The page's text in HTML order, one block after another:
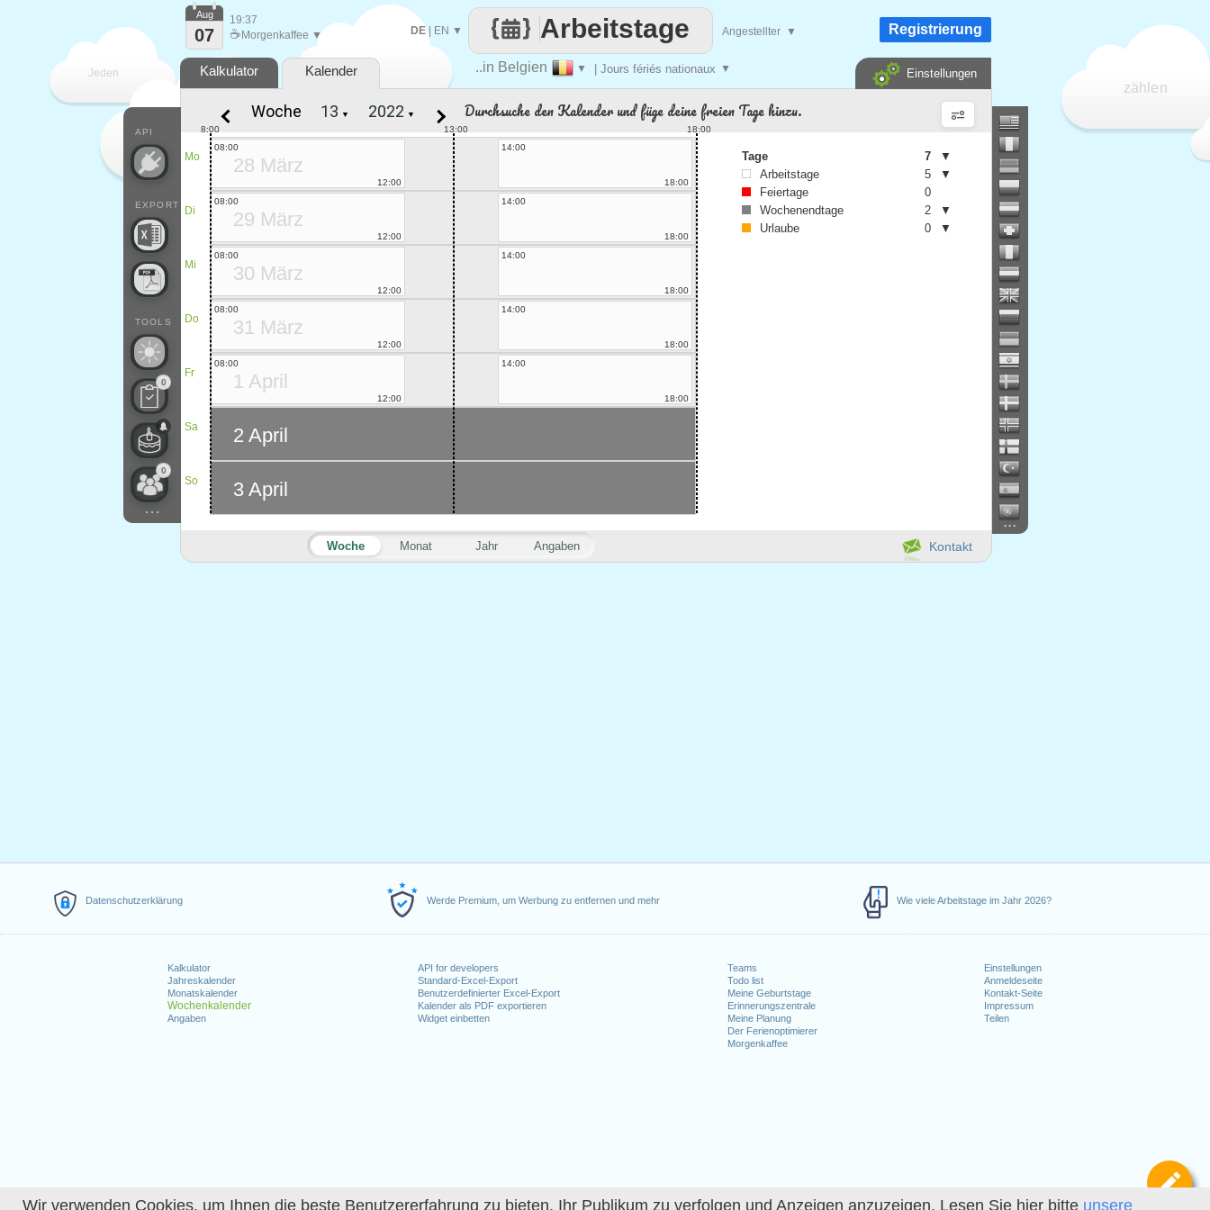
Wir verwenden Cookies, um Ihnen die beste Benutzererfahrung zu bieten, Ihr Publikum zu verfolgen und Anzeigen anzuzeigen. Lesen Sie hier bitte unsere
Datenschutzerklärung Werde Premium, um Werbung zu entfernen und mehr Wie viele Arbeitstage im Jahr 2026?
Kalkulator
Jahreskalender
Monatskalender
Wochenkalender
Angaben
API for developers
Standard-Excel-Export
Benutzerdefinierter Excel-Export
Kalender als PDF exportieren
Widget einbetten
Teams
Todo list
Meine Geburtstage
Erinnerungszentrale
Meine Planung
Der Ferienoptimierer
Morgenkaffee
Einstellungen
Anmeldeseite
Kontakt-Seite
Impressum
Teilen
Jeden
Tag
zählen
..in Belgien ▼ | Jours fériés nationaux ▼
Arbeitstage
DE| EN ▼ Angestellter ▼
API
EXPORT
TOOLS
0
0
...
Aug
07
19:37
☕ Morgenkaffee ▼ Registrierung
Kalkulator Kalender Einstellungen
...
Kontakt
Woche Monat Jahr Angaben
Woche ▼ ▼ Durchsuche den Kalender und füge deine freien Tage hinzu.
Mo
Di
Mi
Do
Fr
Sa
So
13:00
8:00 18:00
28 März
08:00
12:00
14:00
18:00
29 März
08:00
12:00
14:00
18:00
30 März
08:00
12:00
14:00
18:00
31 März
08:00
12:00
14:00
18:00
1 April
08:00
12:00
14:00
18:00
2 April
3 April
Tage 7
▼
Arbeitstage
5
▼
Feiertage
0
Wochenendtage
2
▼
Urlaube
0 ▼